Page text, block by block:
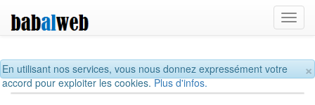
×
En utilisant nos services, vous nous donnez expressément votre
accord pour exploiter les cookies.Plus d'infos.